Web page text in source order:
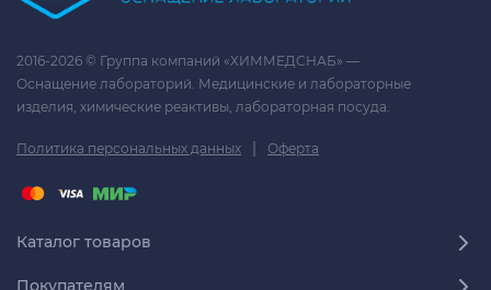
2016-2026 © Группа компаний «ХИММЕДСНАБ» —
Оснащение лабораторий. Медицинские и лабораторные
изделия, химические реактивы, лабораторная посуда.
Политика персональных данных | Оферта
Каталог товаров